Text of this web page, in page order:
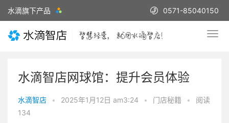
水滴旗下产品 0571-85040150
水滴智店网球馆：提升会员体验
水滴智店 • 2025年1月12日 am3:24 • 门店秘籍 •
阅读
134